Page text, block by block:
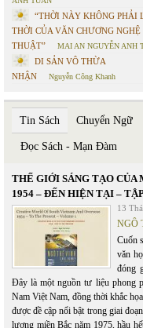
“THỜI NÀY KHÔNG PHẢI
THỜI CỦA VĂN CHƯƠNG NGHỆ
THUẬT”
MAI AN NGUYỄN ANH
DI SẢN VÔ THỪA
NHẬN
Nguyễn Công Khanh
Tin Sách Chuyển Ngữ
Đọc Sách - Mạn Đàm
THẾ GIỚI SÁNG TẠO
1954 – ĐẾN HIỆN TẠI –
13
NGÔ
Cuốn
văn
đóng
Đây là một nguồn tư liệu phong
Nam Việt Nam, đồng thời khắc
được đề cập nổi bật trong giai
lượng miền Bắc năm 1975, hầu